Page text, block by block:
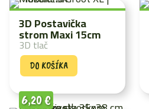
3D Postavička
strom Maxi 15cm
3D tlač
DO KOŠÍKA
6,20€